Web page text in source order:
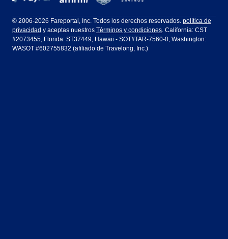
LATAM Airlines Lufthansa
Air Europa Turkish Airlines
Ft Lauderdale Honolulu
Houston Las Vegas
Miami
Dublín Frankfurt
Guadalajara Lima
© 2006-2026 Fareportal, Inc. Todos los derechos reservados. política de
privacidad y aceptas nuestros Términos y condiciones. California: CST
#2073455, Florida: ST37449, Hawaii - SOT#TAR-7560-0, Washington:
WASOT #602755832 (afiliado de Travelong, Inc.)